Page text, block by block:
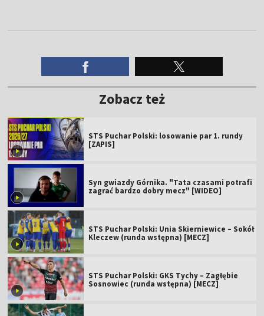
Zobacz też
STS Puchar Polski: losowanie par 1. rundy
[ZAPIS]
Syn gwiazdy Górnika. "Tata czasami potrafi
zagrać bardzo dobry mecz" [WIDEO]
STS Puchar Polski: Unia Skierniewice – Sokół
Kleczew (runda wstępna) [MECZ]
STS Puchar Polski: GKS Tychy – Zagłębie
Sosnowiec (runda wstępna) [MECZ]